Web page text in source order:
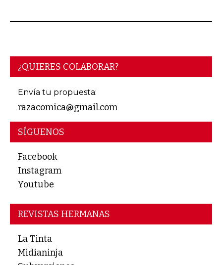
¿QUIERES COLABORAR?
Envía tu propuesta:
razacomica@gmail.com
SÍGUENOS
Facebook
Instagram
Youtube
REVISTAS HERMANAS
La Tinta
Midianinja